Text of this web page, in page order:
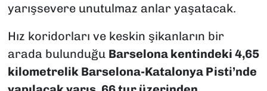
yarışsevere unutulmaz anlar yaşatacak.
Hız koridorları ve keskin şikanların bir
arada bulunduğu Barselona kentindeki 4,65
kilometrelik Barselona-Katalonya Pisti’nde